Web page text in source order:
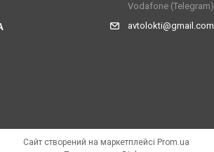
Vodafone (Telegram)
avtolokti@gmail.com
Сайт створений на маркетплейсі Prom.ua